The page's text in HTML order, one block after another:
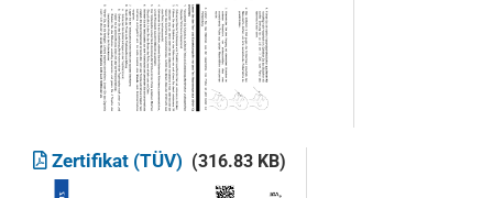
Zertifikat (TÜV) (316.83 KB)